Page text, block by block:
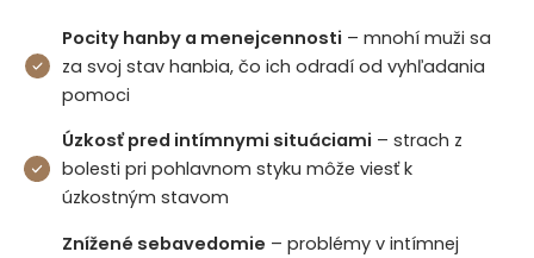
Pocity hanby a menejcennosti – mnohí muži sa
za svoj stav hanbia, čo ich odradí od vyhľadania
pomoci
Úzkosť pred intímnymi situáciami – strach z
bolesti pri pohlavnom styku môže viesť k
úzkostným stavom
Znížené sebavedomie – problémy v intímnej